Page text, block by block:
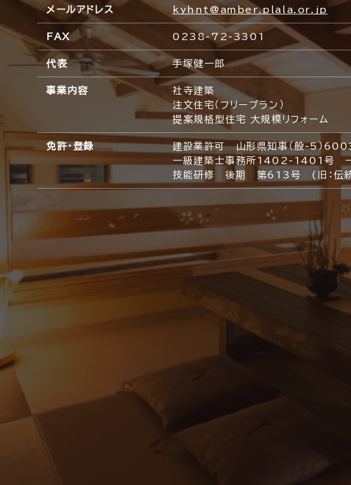
メールアドレス kyhnt@amber.plala.or.jp
FAX 0238-72-3301
代表 手塚健一郎
事業内容
社寺建築
注文住宅（フリープラン）
提案規格型住宅 大規模リフォーム
免許・登録
建設業許可 山形県知事（般-5）
一級建築士事務所1402-1401号
技能研修 後期 第613号 (旧：伝